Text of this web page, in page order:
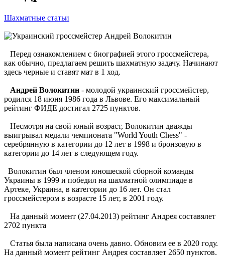
Шахматные статьи
Перед ознакомлением с биографией этого гроссмейстера,
как обычно, предлагаем решить шахматную задачу. Начинают
здесь черные и ставят мат в 1 ход.
Андрей Волокитин - молодой украинский гроссмейстер,
родился 18 июня 1986 года в Львове. Его максимальный
рейтинг ФИДЕ достигал 2725 пунктов.
Несмотря на свой юный возраст, Волокитин дважды
выигрывал медали чемпионата "World Youth Chess" -
серебрянную в категории до 12 лет в 1998 и бронзовую в
категории до 14 лет в следующем году.
Волокитин был членом юношеской сборной команды
Украины в 1999 и победил на шахматной олимпиаде в
Артеке, Украина, в категории до 16 лет. Он стал
гроссмейстером в возрасте 15 лет, в 2001 году.
На данный момент (27.04.2013) рейтинг Андрея составялет
2702 пункта
Статья была написана очень давно. Обновим ее в 2020 году.
На данный момент рейтинг Андрея составляет 2650 пунктов.